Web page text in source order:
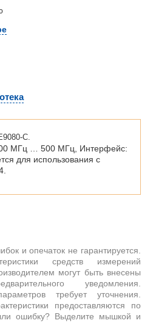
С.
МГц … 500 МГц, Интерфейс:
для использования с
и опечаток не гарантируется.
средств измерений
могут быть внесены
уведомления.
требует уточнения.
предоставляются по
ошибку? Выделите мышкой и